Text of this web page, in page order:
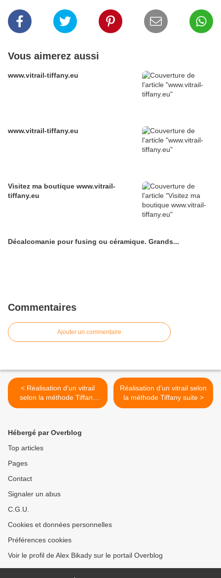
Vous aimerez aussi
www.vitrail-tiffany.eu
www.vitrail-tiffany.eu
Visitez ma boutique www.vitrail-
tiffany.eu
Décalcomanie pour fusing ou céramique. Grands...
Commentaires
Ajouter un commentaire
< Réalisation d'un vitrail
selon la méthode Tiffany
suite
Réalisation d'un vitrail selon
la méthode Tiffany suite >
Hébergé par Overblog
Top articles
Pages
Contact
Signaler un abus
C.G.U.
Cookies et données personnelles
Préférences cookies
Voir le profil de Alex Bikady sur le portail Overblog